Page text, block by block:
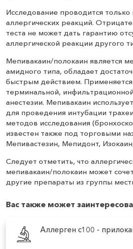
Исследование проводится только
аллергических реакций.
теста не может дать гарантию
аллергической реакции другого
Мепивакаин/полокаин является
амидного типа, обладает
быстрым действием. Применяется
терминальной,
анестезии. Мепивакаин
для проведения интубации
методов исследования
известен также под торговыми
Мепивастезин, Мепидонт,
Следует отметить, что
мепивакаин/полокаин может
другие препараты из группы
Вас также может
Аллерген c100 -